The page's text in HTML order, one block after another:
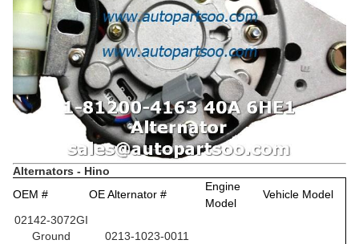
Alternators - Hino
OEM #
OE Alternator #
Engine
Model
Vehicle Model
02142-3072GI
Ground
0213-1023-0011